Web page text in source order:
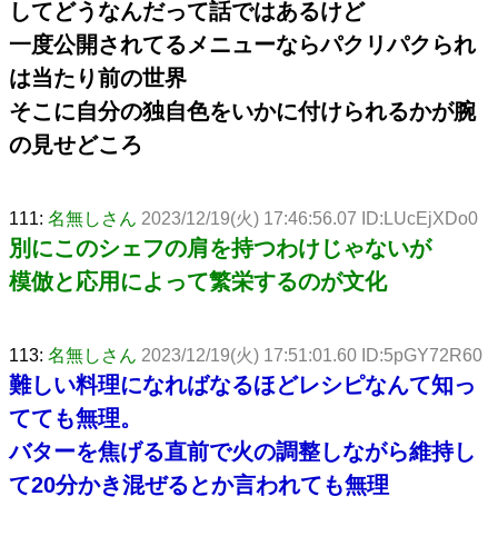
してどうなんだって話ではあるけど
一度公開されてるメニューならパクリパクられ
は当たり前の世界
そこに自分の独自色をいかに付けられるかが腕
の見せどころ
111: 名無しさん 2023/12/19(火) 17:46:56.07 ID:LUcEjXDo0
別にこのシェフの肩を持つわけじゃないが
模倣と応用によって繁栄するのが文化
113: 名無しさん 2023/12/19(火) 17:51:01.60 ID:5pGY72R60
難しい料理になればなるほどレシピなんて知っ
てても無理。
バターを焦げる直前で火の調整しながら維持し
て20分かき混ぜるとか言われても無理